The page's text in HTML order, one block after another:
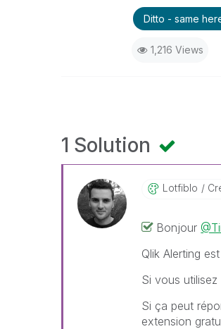
Ditto - same
1,216 Views
1 Solution
Lotfiblo
Bonjour
Qlik Alerting
Si vous
Si ça peut
extension